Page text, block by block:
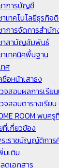
าการบัญชี
เทคโนโลยีธุรกิจ
การจัดการสำนั
าสามัญสัมพันธ์
เทคนิคพื้นฐาน
ศ
ชื่อหน้าเสาธง
จสอบผลการเรีย
จสอบตารางเรีย
ROOM พบค
เกี่ยวข้อง
ะราชบัญญัติการศึ
มเติม
ดเอกสาร